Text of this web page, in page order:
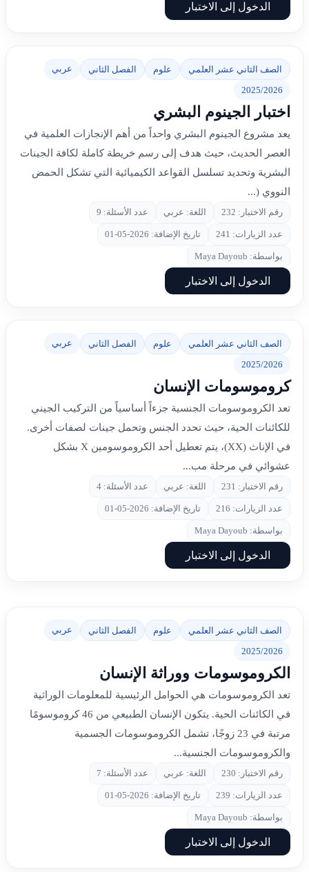
الدخول إلى الاختبار
الصف الثاني عشر العلمي علوم الفصل الثاني عربي
2025/2026
اختبار الجينوم البشري
يعد مشروع الجينوم البشري واحداً من أهم الإنجازات العلمية في
العصر الحديث، حيث هدف إلى رسم خريطة كاملة لكافة الجينات
البشرية وتحديد تسلسل القواعد الكيميائية التي تشكل الحمض
النووي (...
رقم الاختبار: 232 اللغة: عربي عدد الأسئلة: 9
عدد الزيارات: 241 تاريخ الإضافة: 2026-05-01
بواسطة: Maya Dayoub
الدخول إلى الاختبار
الصف الثاني عشر العلمي علوم الفصل الثاني عربي
2025/2026
كروموسومات الإنسان
تعد الكروموسومات الجنسية جزءاً أساسياً من التركيب الجيني
للكائنات الحية، حيث تحدد الجنس وتحمل جينات لصفات أخرى.
في الإناث (XX)، يتم تعطيل أحد الكروموسومين X بشكل
عشوائي في مرحلة مب...
رقم الاختبار: 231 اللغة: عربي عدد الأسئلة: 4
عدد الزيارات: 216 تاريخ الإضافة: 2026-05-01
بواسطة: Maya Dayoub
الدخول إلى الاختبار
الصف الثاني عشر العلمي علوم الفصل الثاني عربي
2025/2026
الكروموسومات ووراثة الإنسان
تعد الكروموسومات هي الحوامل الرئيسية للمعلومات الوراثية
في الكائنات الحية. يتكون الإنسان الطبيعي من 46 كروموسومًا
مرتبة في 23 زوجًا، تشمل الكروموسومات الجسمية
والكروموسومات الجنسية...
رقم الاختبار: 230 اللغة: عربي عدد الأسئلة: 7
عدد الزيارات: 239 تاريخ الإضافة: 2026-05-01
بواسطة: Maya Dayoub
الدخول إلى الاختبار